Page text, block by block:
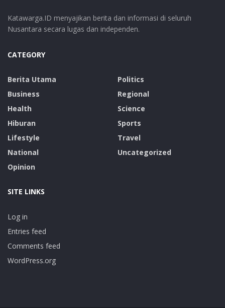
Katawarga.ID menyajikan berita dan informasi di seluruh
Nusantara secara lugas dan independen.
CATEGORY
Berita Utama
Business
Health
Hiburan
Lifestyle
National
Opinion
Politics
Regional
Science
Sports
Travel
Uncategorized
SITE LINKS
Log in
Entries feed
Comments feed
WordPress.org